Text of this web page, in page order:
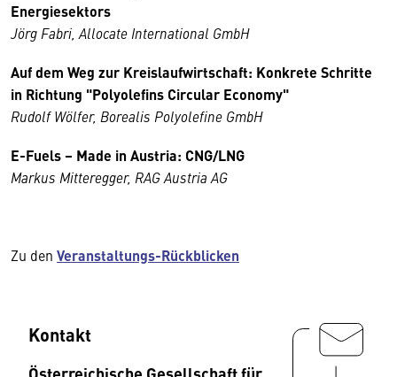
Energiesektors
Jörg Fabri, Allocate International GmbH
Auf dem Weg zur Kreislaufwirtschaft: Konkrete Schritte
in Richtung "Polyolefins Circular Economy"
Rudolf Wölfer, Borealis Polyolefine GmbH
E-Fuels – Made in Austria: CNG/LNG
Markus Mitteregger, RAG Austria AG
Zu den Veranstaltungs-Rückblicken
Kontakt